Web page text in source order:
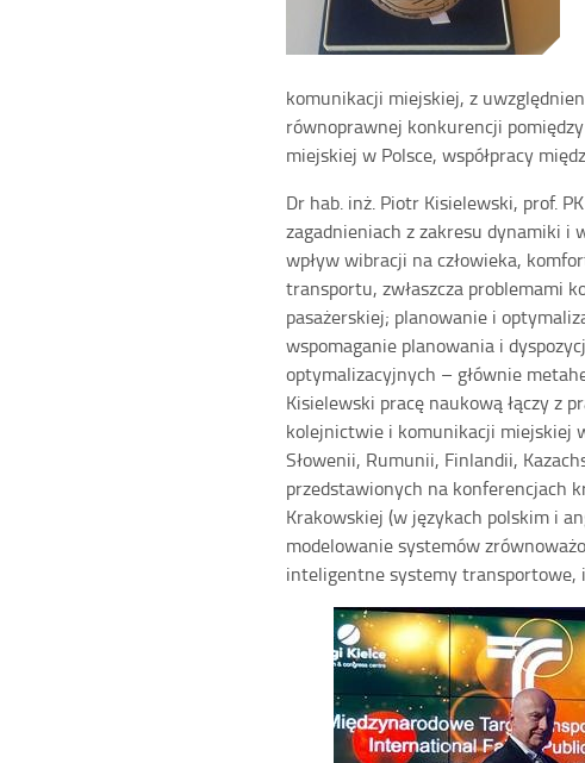
komunikacji miejskiej, z
równoprawnej konkurencji
miejskiej w Polsce, współpracy
Dr hab. inż. Piotr Kisielewski, prof.
zagadnieniach z zakresu dynamiki i
wpływ wibracji na człowieka,
transportu, zwłaszcza problemami
pasażerskiej; planowanie i
wspomaganie planowania i
optymalizacyjnych – głównie
Kisielewski pracę naukową łączy z
kolejnictwie i komunikacji miejskiej
Słowenii, Rumunii, Finlandii,
przedstawionych na konferencjach
Krakowskiej (w językach polskim i
modelowanie systemów
inteligentne systemy transportowe,